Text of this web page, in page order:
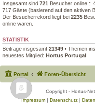
Insgesamt sind 721
Besucher online ::
717 Gäste (basierend auf den aktiven
Der Besucherrekord liegt bei 2235
online waren.
STATISTIK
Beiträge insgesamt 21349 • Themen
neuestes Mitglied: Hortus Portugal
Portal Foren-Übersicht
Copyright - Hortus-
Impressum| Datenschutz|